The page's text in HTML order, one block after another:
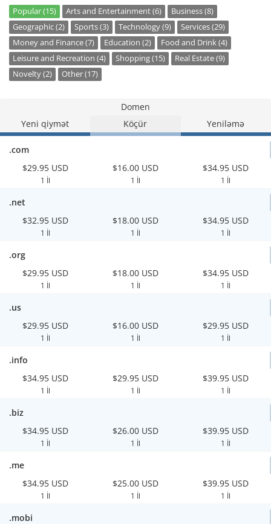
Popular (15) Arts and Entertainment (6)
Business (8)
Geographic (2)
Sports (3) Technology (9)
Services (29)
Money and Finance (7)
Education (2)
Food and Drink (4)
Leisure and Recreation (4)
Shopping (15)
Real Estate (9)
Novelty (2)
Other (17)
Domen
Yeni qiymət
Köçür Yeniləmə
.com
$29.95 USD
1 İl
$16.00 USD
1 İl
$34.95 USD
1 İl
.net
$32.95 USD
1 İl
$18.00 USD
1 İl
$34.95 USD
1 İl
.org
$29.95 USD
1 İl
$18.00 USD
1 İl
$34.95 USD
1 İl
.us
$29.95 USD
1 İl
$16.00 USD
1 İl
$29.95 USD
1 İl
.info
$34.95 USD
1 İl
$29.95 USD
1 İl
$39.95 USD
1 İl
.biz
$34.95 USD
1 İl
$26.00 USD
1 İl
$39.95 USD
1 İl
.me
$34.95 USD
1 İl
$25.00 USD
1 İl
$39.95 USD
1 İl
.mobi